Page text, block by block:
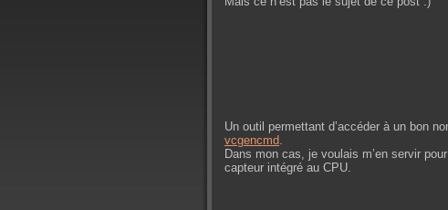
Un outil permettant d’accéder à un bon
vcgencmd
Dans mon cas, je voulais m’en servir
capteur intégré au CPU.